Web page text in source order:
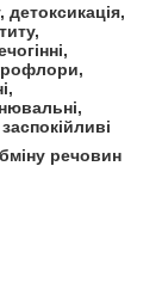
детоксикація,
речовин